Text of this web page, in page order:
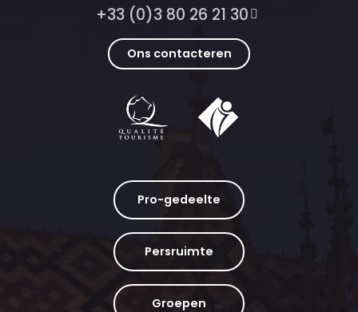
+33 (0)3 80 26 21 30
Ons contacteren
Pro-gedeelte
Persruimte
Groepen